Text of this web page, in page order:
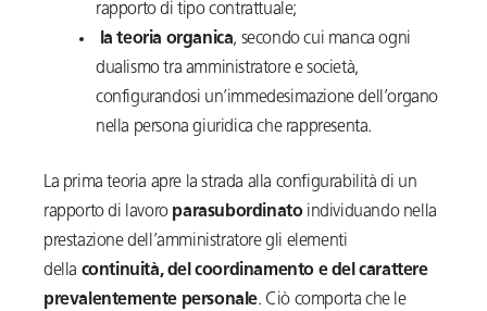
rapporto di tipo contrattuale;
la teoria organica, secondo cui manca ogni
dualismo tra amministratore e società,
configurandosi un’immedesimazione dell’organo
nella persona giuridica che rappresenta.
La prima teoria apre la strada alla configurabilità di un
rapporto di lavoro parasubordinato individuando nella
prestazione dell’amministratore gli elementi
della continuità, del coordinamento e del carattere
prevalentemente personale. Ciò comporta che le